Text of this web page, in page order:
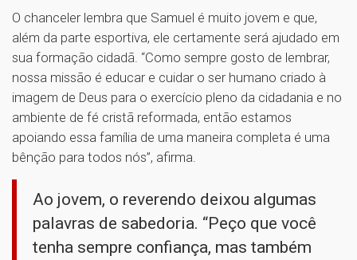
O chanceler lembra que Samuel é muito jovem e que,
além da parte esportiva, ele certamente será ajudado em
sua formação cidadã. “Como sempre gosto de lembrar,
nossa missão é educar e cuidar o ser humano criado à
imagem de Deus para o exercício pleno da cidadania e no
ambiente de fé cristã reformada, então estamos
apoiando essa família de uma maneira completa é uma
bênção para todos nós”, afirma.
Ao jovem, o reverendo deixou algumas
palavras de sabedoria. “Peço que você
tenha sempre confiança, mas também